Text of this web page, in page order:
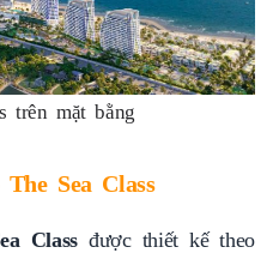
trên mặt bằng
Sea Class
Class được thiết kế theo